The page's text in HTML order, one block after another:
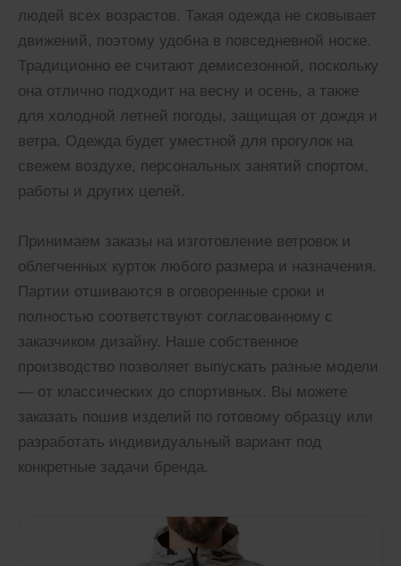
людей всех возрастов. Такая одежда не сковывает
движений, поэтому удобна в повседневной носке.
Традиционно ее считают демисезонной, поскольку
она отлично подходит на весну и осень, а также
для холодной летней погоды, защищая от дождя и
ветра. Одежда будет уместной для прогулок на
свежем воздухе, персональных занятий спортом,
работы и других целей.
Принимаем заказы на изготовление ветровок и
облегченных курток любого размера и назначения.
Партии отшиваются в оговоренные сроки и
полностью соответствуют согласованному с
заказчиком дизайну. Наше собственное
производство позволяет выпускать разные модели
— от классических до спортивных. Вы можете
заказать пошив изделий по готовому образцу или
разработать индивидуальный вариант под
конкретные задачи бренда.